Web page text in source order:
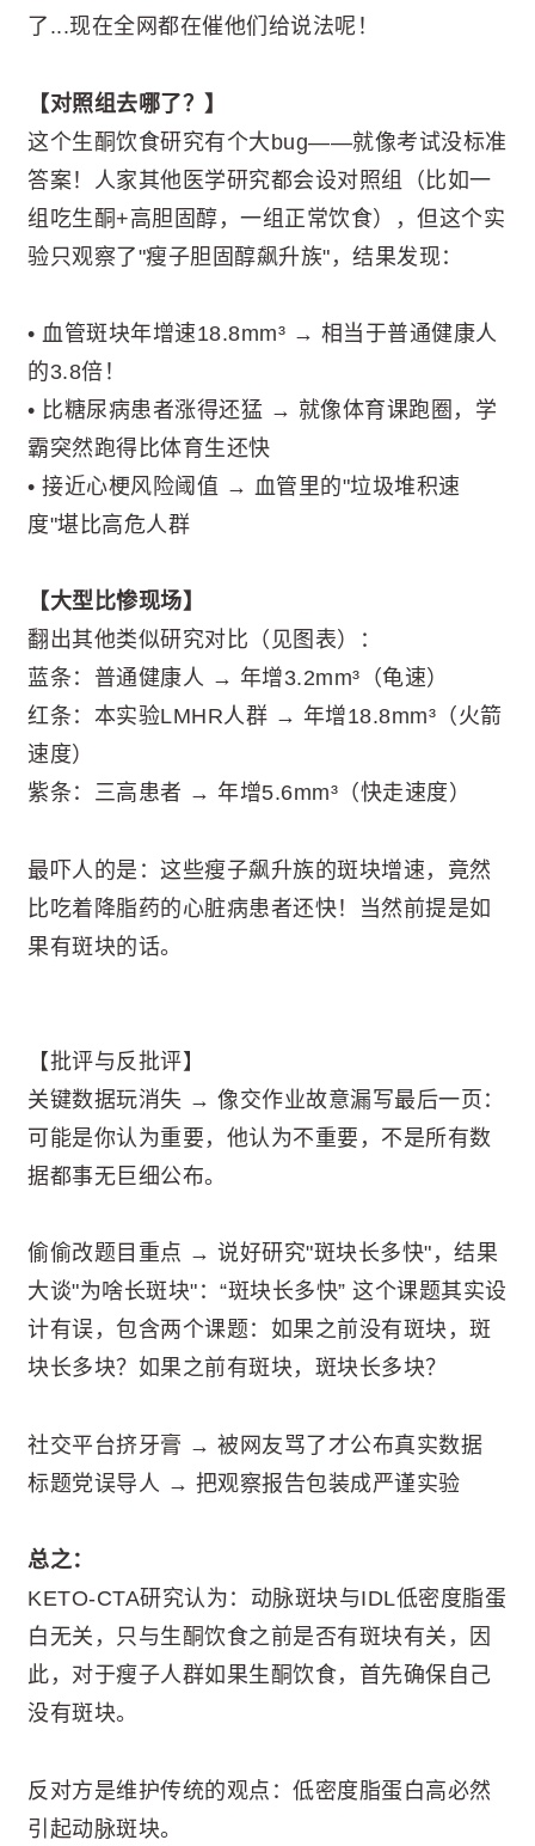
了...现在全网都在催他们给说法呢！
【对照组去哪了？】
这个生酮饮食研究有个大bug——就像考试没标准
答案！人家其他医学研究都会设对照组（比如一
组吃生酮+高胆固醇，一组正常饮食），但这个实
验只观察了"瘦子胆固醇飙升族"，结果发现：
• 血管斑块年增速18.8mm³ → 相当于普通健康人
的3.8倍！
• 比糖尿病患者涨得还猛 → 就像体育课跑圈，学
霸突然跑得比体育生还快
• 接近心梗风险阈值 → 血管里的"垃圾堆积速
度"堪比高危人群
【大型比惨现场】
翻出其他类似研究对比（见图表）：
蓝条：普通健康人 → 年增3.2mm³（龟速）
红条：本实验LMHR人群 → 年增18.8mm³（火箭
速度）
紫条：三高患者 → 年增5.6mm³（快走速度）
最吓人的是：这些瘦子飙升族的斑块增速，竟然
比吃着降脂药的心脏病患者还快！当然前提是如
果有斑块的话。
【批评与反批评】
关键数据玩消失 → 像交作业故意漏写最后一页：
可能是你认为重要，他认为不重要，不是所有数
据都事无巨细公布。
偷偷改题目重点 → 说好研究"斑块长多快"，结果
大谈"为啥长斑块"：“斑块长多快” 这个课题其实设
计有误，包含两个课题：如果之前没有斑块，斑
块长多块？如果之前有斑块，斑块长多块？
社交平台挤牙膏 → 被网友骂了才公布真实数据
标题党误导人 → 把观察报告包装成严谨实验
总之：
KETO-CTA研究认为：动脉斑块与IDL低密度脂蛋
白无关，只与生酮饮食之前是否有斑块有关，因
此，对于瘦子人群如果生酮饮食，首先确保自己
没有斑块。
反对方是维护传统的观点：低密度脂蛋白高必然
引起动脉斑块。